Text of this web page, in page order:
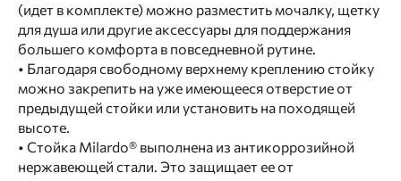
(идет в комплекте) можно разместить мочалку, щетку
для душа или другие аксессуары для поддержания
большего комфорта в повседневной рутине.
• Благодаря свободному верхнему креплению стойку
можно закрепить на уже имеющееся отверстие от
предыдущей стойки или установить на походящей
высоте.
• Стойка Milardo® выполнена из антикоррозийной
нержавеющей стали. Это защищает ее от